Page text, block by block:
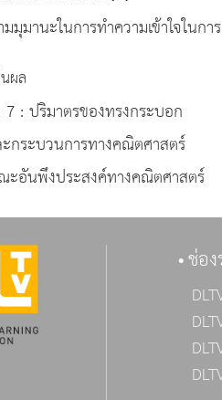
มานะในการทำความเข้าใจในก
ผล
: ปริมาตรของทรงกระบอก
ระบวนการทางคณิตศาสตร์
อันพึงประสงค์ทางคณิตศาสตร์
ช่อ